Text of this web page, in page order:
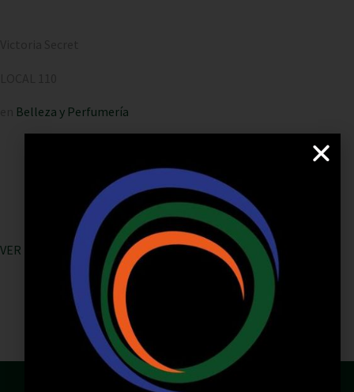
Belleza y Perfumería
VER TODAS LAS TIENDAS